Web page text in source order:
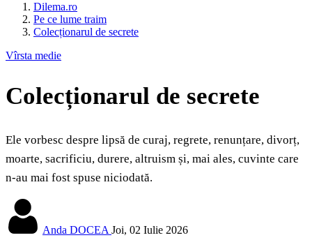
Dilema.ro
Pe ce lume traim
Colecționarul de secrete
Vîrsta medie
Colecționarul de secrete
Ele vorbesc despre lipsă de curaj, regrete, renunțare, divorț,
moarte, sacrificiu, durere, altruism și, mai ales, cuvinte care
n-au mai fost spuse niciodată.
Anda DOCEA Joi, 02 Iulie 2026